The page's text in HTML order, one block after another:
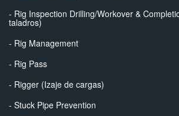
- Rig Inspection Drilling/Workover &
taladros)
- Rig Management
- Rig Pass
- Rigger (Izaje de cargas)
- Stuck Pipe Prevention